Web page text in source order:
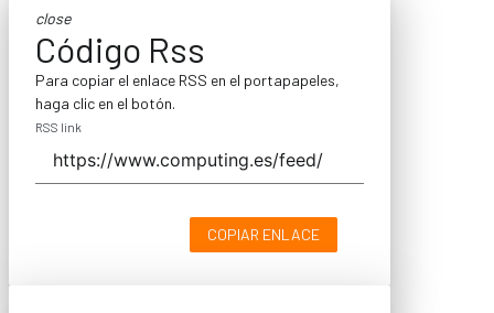
close
Código Rss
Para copiar el enlace RSS en el portapapeles,
haga clic en el botón.
RSS link
COPIAR ENLACE